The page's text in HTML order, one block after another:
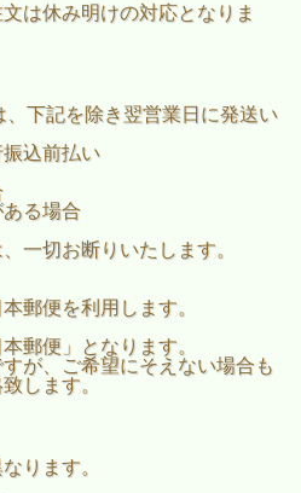
は休み明けの対応となりま
下記を除き翌営業日に発送い
込前払い
る場合
一切お断りいたします。
郵便を利用します。
郵便」となります。
が、ご希望にそえない場合も
します。
ります。